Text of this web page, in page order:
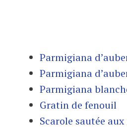
Parmigiana
Parmigiana
Parmigiana
Gratin de fenouil
Scarole sautée